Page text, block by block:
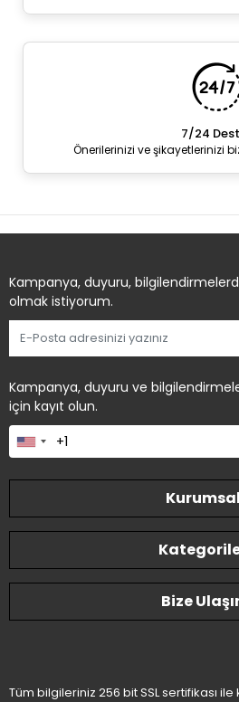
7/24
Önerilerinizi ve şikayetlerinizi
Kampanya, duyuru,
olmak istiyorum.
Kampanya, duyuru ve
için kayıt olun.
Kurumsal
Bize
Tüm bilgileriniz 256 bit SSL sertifikası